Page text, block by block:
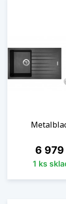
Cena
6 979
1 ks